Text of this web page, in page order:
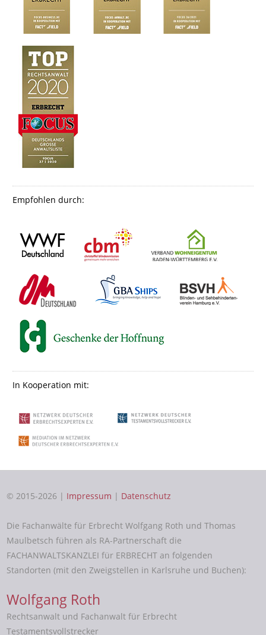
Empfohlen durch:
In Kooperation mit:
© 2015-2026 | Impressum | Datenschutz
Die Fachanwälte für Erbrecht Wolfgang Roth und Thomas
Maulbetsch führen als RA-Partnerschaft die
FACHANWALTSKANZLEI für ERBRECHT an folgenden
Standorten (mit den Zweigstellen in Karlsruhe und Buchen):
Wolfgang Roth
Rechtsanwalt und Fachanwalt für Erbrecht
Testamentsvollstrecker